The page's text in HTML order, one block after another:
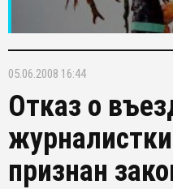
05.06.2008 16:44
Отказ о
признан